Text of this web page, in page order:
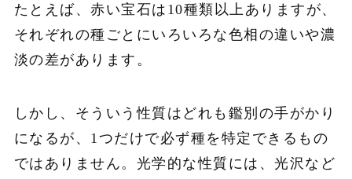
たとえば、赤い宝石は10種類以上ありますが、
それぞれの種ごとにいろいろな色相の違いや濃
淡の差があります。
しかし、そういう性質はどれも鑑別の手がかり
になるが、1つだけで必ず種を特定できるもの
ではありません。光学的な性質には、光沢など